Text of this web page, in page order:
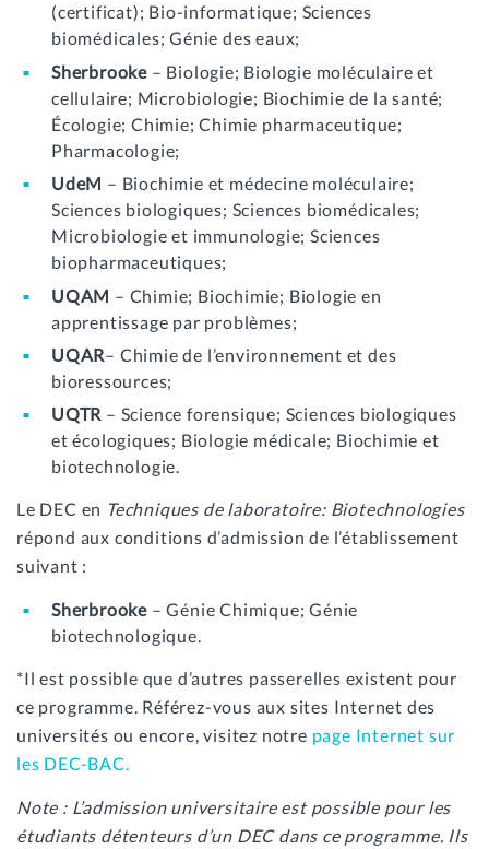
(certificat); Bio-informatique; Sciences
biomédicales; Génie des eaux;
Sherbrooke – Biologie; Biologie moléculaire et
cellulaire; Microbiologie; Biochimie de la santé;
Écologie; Chimie; Chimie pharmaceutique;
Pharmacologie;
UdeM – Biochimie et médecine moléculaire;
Sciences biologiques; Sciences biomédicales;
Microbiologie et immunologie; Sciences
biopharmaceutiques;
UQAM – Chimie; Biochimie; Biologie en
apprentissage par problèmes;
UQAR– Chimie de l’environnement et des
bioressources;
UQTR – Science forensique; Sciences biologiques
et écologiques; Biologie médicale; Biochimie et
biotechnologie.
Le DEC en Techniques de laboratoire: Biotechnologies
répond aux conditions d’admission de l’établissement
suivant :
Sherbrooke – Génie Chimique; Génie
biotechnologique.
*Il est possible que d’autres passerelles existent pour
ce programme. Référez-vous aux sites Internet des
universités ou encore, visitez notre page Internet sur
les DEC-BAC.
Note : L’admission universitaire est possible pour les
étudiants détenteurs d’un DEC dans ce programme. Ils